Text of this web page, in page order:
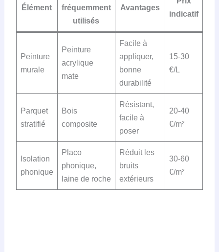
Élément
fréquemment
utilisés
Avantages
indicatif
Peinture
murale
Peinture
acrylique
mate
Facile à
appliquer,
bonne
durabilité
15-30
€/L
Parquet
stratifié
Bois
composite
Résistant,
facile à
poser
20-40
€/m²
Isolation
phonique
Placo
phonique,
laine de roche
Réduit les
bruits
extérieurs
30-60
€/m²